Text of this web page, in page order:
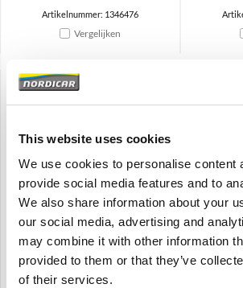
This website uses cookies
We use cookies to personalise content
provide social media features and to
We also share information about your
our social media, advertising and
may combine it with other information
provided to them or that they’ve
of their services.
Artikelnummer: 1346476
Vergelijken
Middenpijp 740/760/940
87-1992 Volvo 740 760 780
940 960 S/V90 (-98)
9155407
De verwachte levertijd is 1 tot 2
weken
240 260
960 S/
De
weken